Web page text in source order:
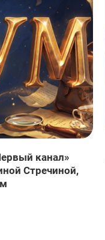
канал»
Стречиной,